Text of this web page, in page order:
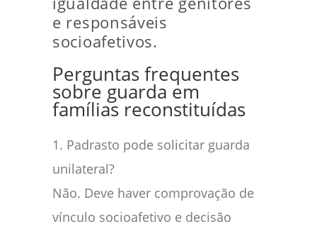
e responsáveis
socioafetivos.
Perguntas frequentes
sobre guarda em
famílias reconstituídas
1. Padrasto pode solicitar guarda
unilateral?
Não. Deve haver comprovação de
vínculo socioafetivo e decisão